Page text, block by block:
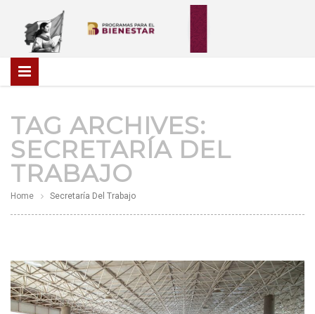
TAG ARCHIVES:
SECRETARÍA DEL
TRABAJO
Home Secretaría Del Trabajo